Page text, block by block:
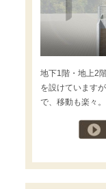
地下1階・地上2
を設けています
で、移動も楽々。